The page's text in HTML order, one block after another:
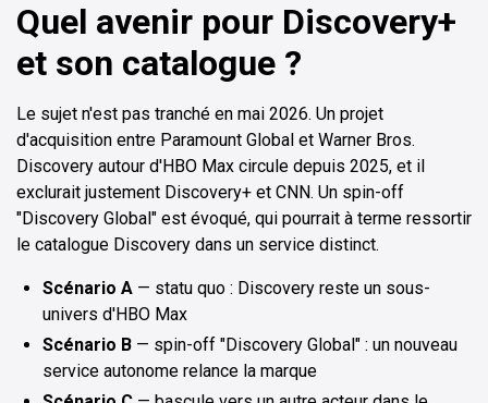
Quel avenir pour Discovery+
et son catalogue ?
Le sujet n'est pas tranché en mai 2026. Un projet
d'acquisition entre Paramount Global et Warner Bros.
Discovery autour d'HBO Max circule depuis 2025, et il
exclurait justement Discovery+ et CNN. Un spin-off
"Discovery Global" est évoqué, qui pourrait à terme ressortir
le catalogue Discovery dans un service distinct.
Scénario A — statu quo : Discovery reste un sous-
univers d'HBO Max
Scénario B — spin-off "Discovery Global" : un nouveau
service autonome relance la marque